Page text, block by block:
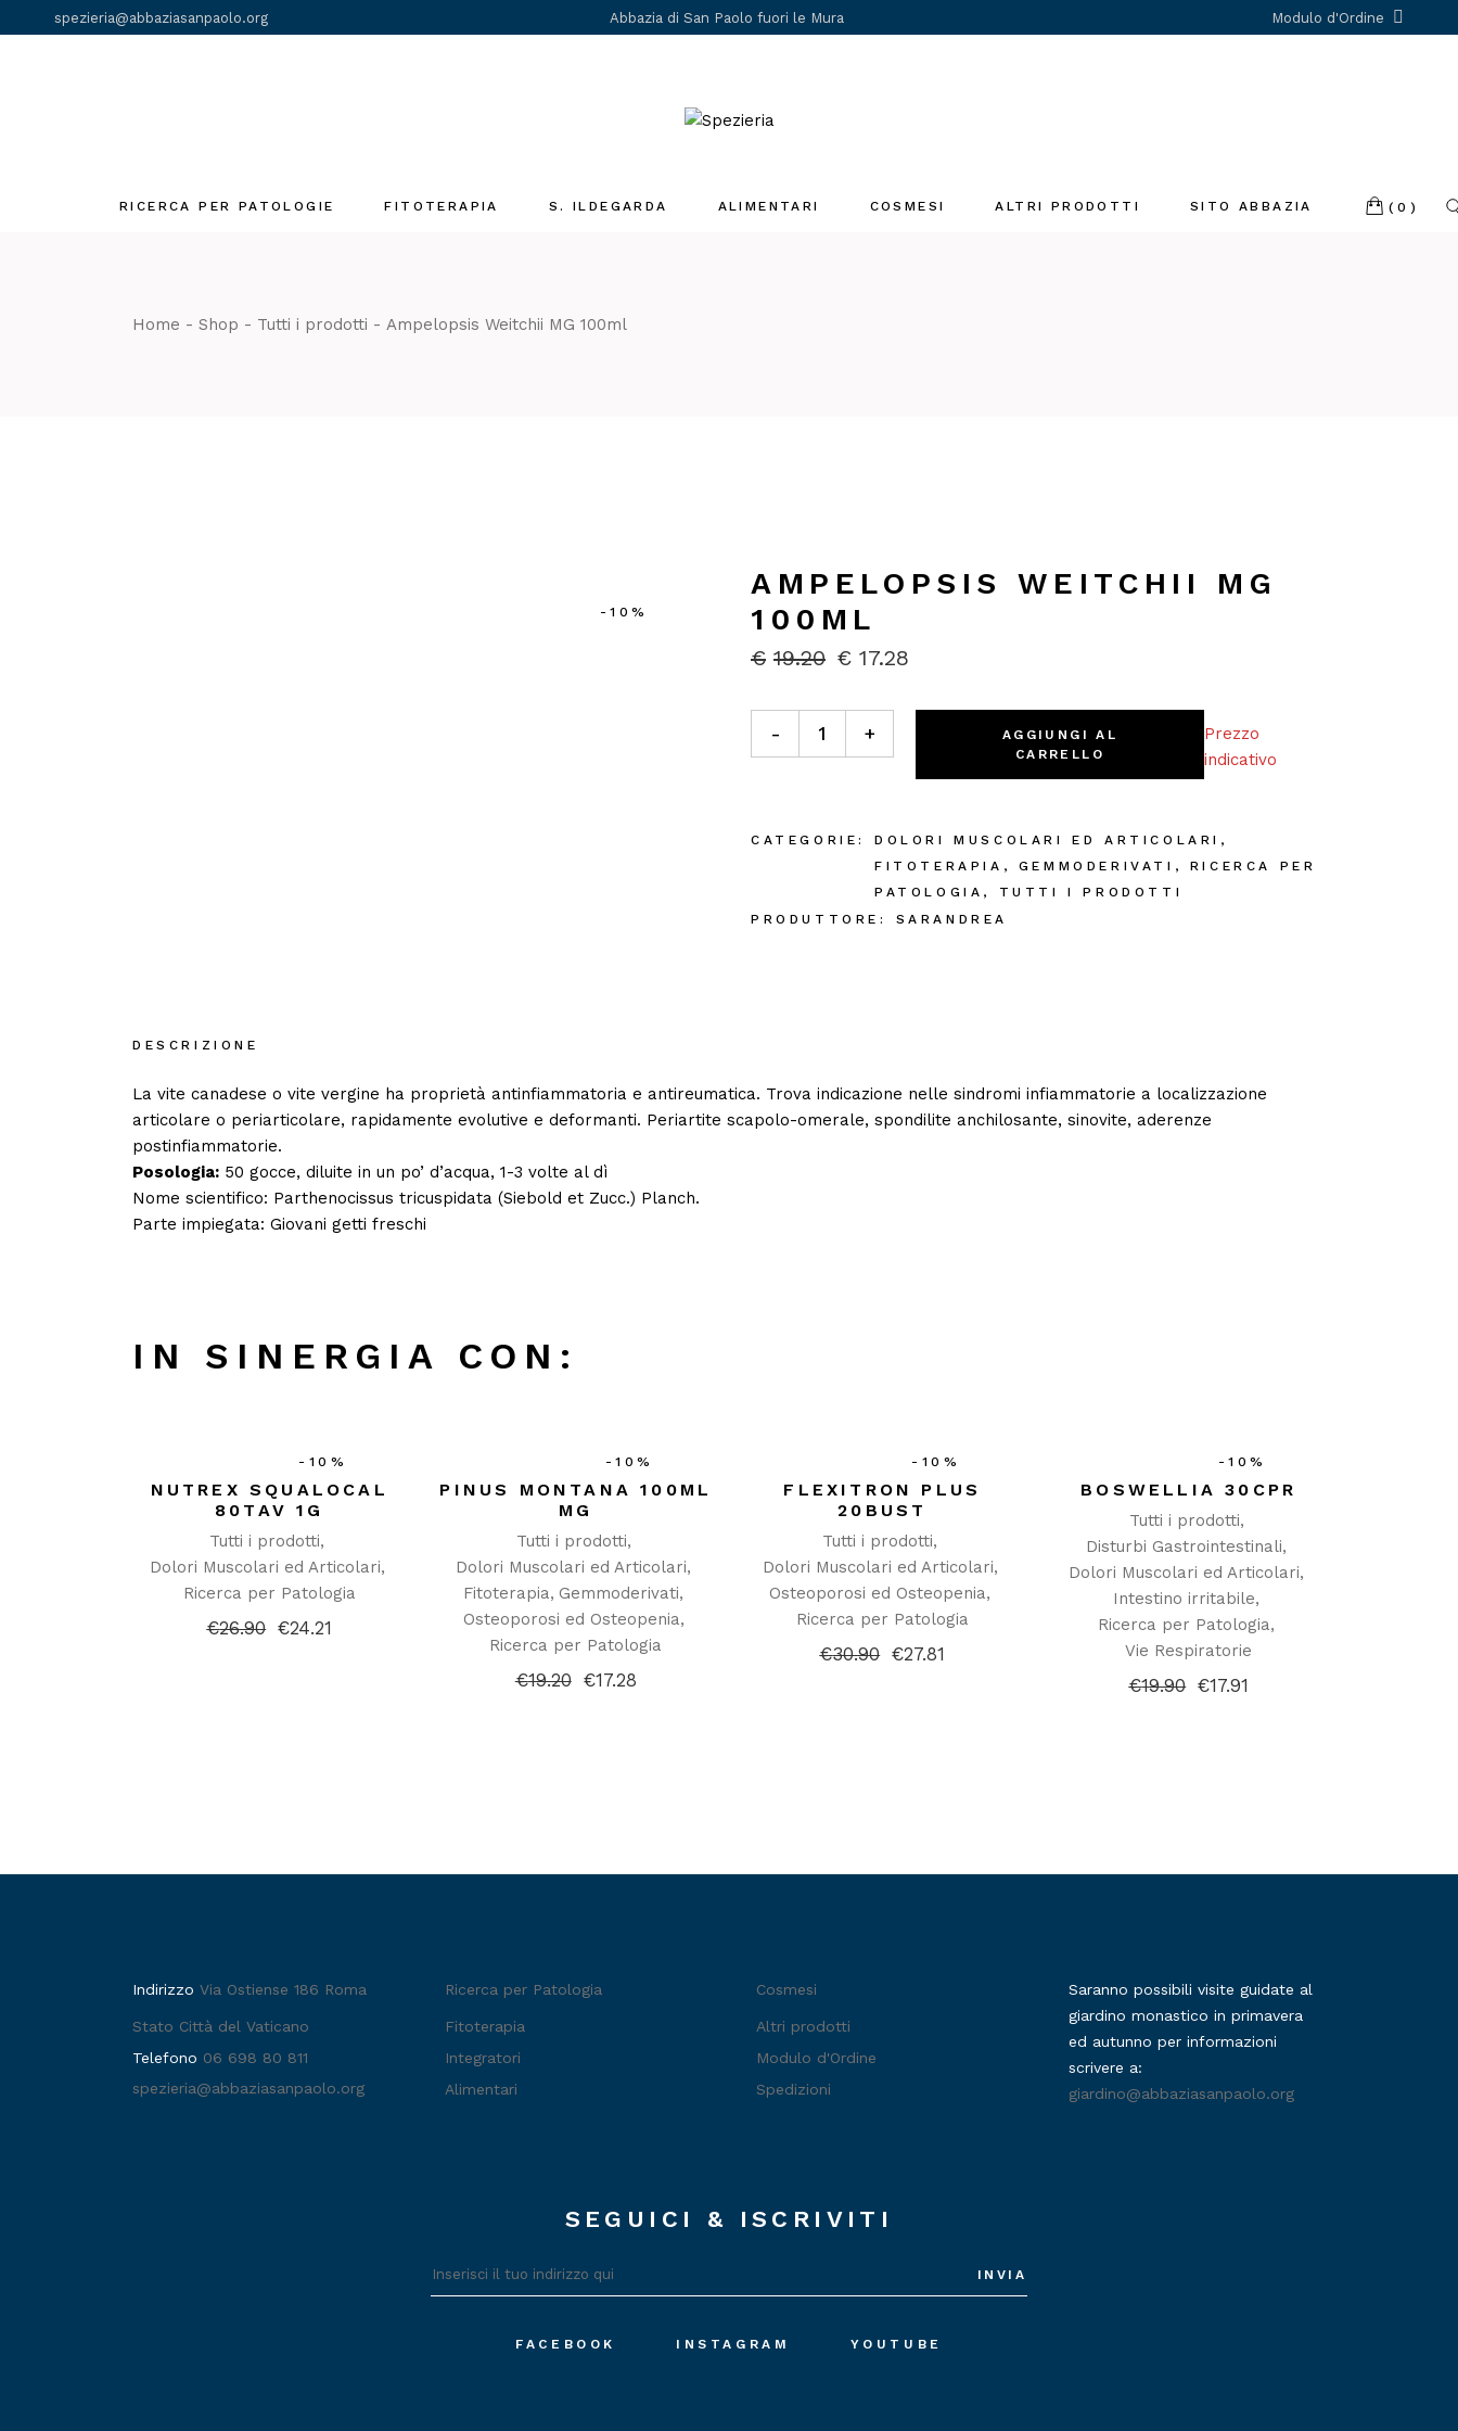
the
spezieria@abbaziasanpaolo.org Abbazia di San Paolo fuori le Mura Modulo d'Ordine
RICERCA PER PATOLOGIE FITOTERAPIA S. ILDEGARDA ALIMENTARI COSMESI ALTRI PRODOTTI SITO ABBAZIA (0)
Home Shop Tutti i prodotti Ampelopsis Weitchii MG 100ml
-10%
AMPELOPSIS WEITCHII MG
100ML
€ 19.20
IL
ORIGINALE
ERA:
€19.20.
€ 17.28
IL
ATTUALE
€17.28.
Ampelopsis Weitchii MG 100ml quantity
- +
AGGIUNGI AL
CARRELLO
Prezzo
indicativo
CATEGORIE: DOLORI MUSCOLARI ED ARTICOLARI ,
FITOTERAPIA , GEMMODERIVATI , RICERCA PER
PATOLOGIA , TUTTI I PRODOTTI
PRODUTTORE:
SARANDREA
DESCRIZIONE
La vite canadese o vite vergine ha proprietà antinfiammatoria e antireumatica. Trova indicazione nelle sindromi infiammatorie a localizzazione
articolare o periarticolare, rapidamente evolutive e deformanti. Periartite scapolo-omerale, spondilite anchilosante, sinovite, aderenze
postinfiammatorie.
Posologia: 50 gocce, diluite in un po’ d’acqua, 1-3 volte al dì
Nome scientifico: Parthenocissus tricuspidata (Siebold et Zucc.) Planch.
Parte impiegata: Giovani getti freschi
IN SINERGIA CON:
-10%
NUTREX SQUALOCAL
80TAV 1G
Tutti i prodotti
Dolori Muscolari ed Articolari
Ricerca per Patologia
€26.90 Il€24.21
Il
-10%
PINUS MONTANA 100ML
MG
Tutti i prodotti
Dolori Muscolari ed Articolari
Fitoterapia Gemmoderivati
Osteoporosi ed Osteopenia
Ricerca per Patologia
€19.20 Il€17.28
Il
-10%
FLEXITRON PLUS
20BUST
Tutti i prodotti
Dolori Muscolari ed Articolari
Osteoporosi ed Osteopenia
Ricerca per Patologia
€30.90Il €27.81
Il
-10%
BOSWELLIA 30CPR
Tutti i prodotti
Disturbi Gastrointestinali
Dolori Muscolari ed Articolari
Intestino irritabile
Ricerca per Patologia
Vie Respiratorie
€19.90 Il€17.91
Il
Indirizzo Via Ostiense 186 Roma
Stato Città del Vaticano
Telefono 06 698 80 811
spezieria@abbaziasanpaolo.org
Ricerca per Patologia
Fitoterapia
Integratori
Alimentari
Cosmesi
Altri prodotti
Modulo d'Ordine
Spedizioni
Saranno possibili visite guidate al
giardino monastico in primavera
ed autunno per informazioni
scrivere a:
giardino@abbaziasanpaolo.org
SEGUICI & ISCRIVITI
INVIA
FACEBOOK INSTAGRAM YOUTUBE